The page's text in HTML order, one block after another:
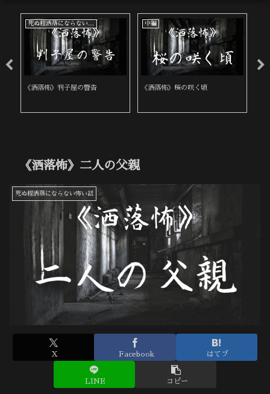
死ぬ程洒落にならない怖い話
《洒落怖》判子屋の警告
中編
《洒落怖》桜の咲く頃
《洒落怖》二人の父親
死ぬ程洒落にならない怖い話
X Facebook はてブ
LINE コピー